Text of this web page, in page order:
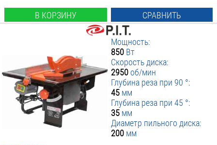
В КОРЗИНУ СРАВНИТЬ
Мощность:
850 Вт
Скорость диска:
2950 об/мин
Глубина реза при 90 °:
45 мм
Глубина реза при 45 °:
35 мм
Диаметр пильного диска:
200 мм